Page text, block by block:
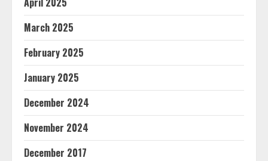
March 2025
February 2025
January 2025
December 2024
November 2024
December 2017